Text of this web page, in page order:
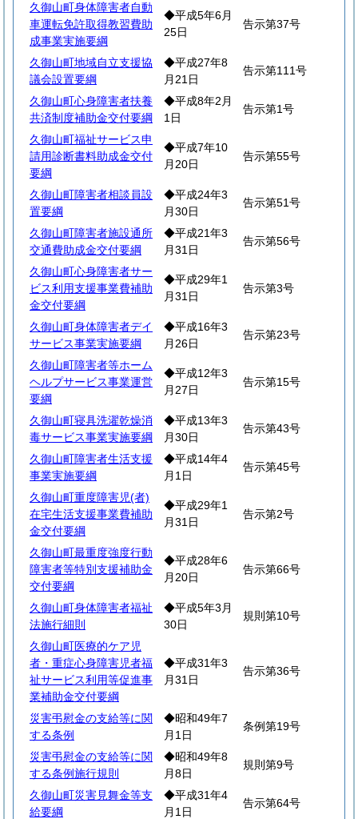
久御山町身体障害者自動
車運転免許取得教習費助
成事業実施要綱
◆平成5年6月
25日
告示第37号
久御山町地域自立支援協
議会設置要綱
◆平成27年8
月21日
告示第111号
久御山町心身障害者扶養
共済制度補助金交付要綱
◆平成8年2月
1日
告示第1号
久御山町福祉サービス申
請用診断書料助成金交付
要綱
◆平成7年10
月20日
告示第55号
久御山町障害者相談員設
置要綱
◆平成24年3
月30日
告示第51号
久御山町障害者施設通所
交通費助成金交付要綱
◆平成21年3
月31日
告示第56号
久御山町心身障害者サー
ビス利用支援事業費補助
金交付要綱
◆平成29年1
月31日
告示第3号
久御山町身体障害者デイ
サービス事業実施要綱
◆平成16年3
月26日
告示第23号
久御山町障害者等ホーム
ヘルプサービス事業運営
要綱
◆平成12年3
月27日
告示第15号
久御山町寝具洗濯乾燥消
毒サービス事業実施要綱
◆平成13年3
月30日
告示第43号
久御山町障害者生活支援
事業実施要綱
◆平成14年4
月1日
告示第45号
久御山町重度障害児(者)
在宅生活支援事業費補助
金交付要綱
◆平成29年1
月31日
告示第2号
久御山町最重度強度行動
障害者等特別支援補助金
交付要綱
◆平成28年6
月20日
告示第66号
久御山町身体障害者福祉
法施行細則
◆平成5年3月
30日
規則第10号
久御山町医療的ケア児
者・重症心身障害児者福
祉サービス利用等促進事
業補助金交付要綱
◆平成31年3
月31日
告示第36号
災害弔慰金の支給等に関
する条例
◆昭和49年7
月1日
条例第19号
災害弔慰金の支給等に関
する条例施行規則
◆昭和49年8
月8日
規則第9号
久御山町災害見舞金等支
給要綱
◆平成31年4
月1日
告示第64号